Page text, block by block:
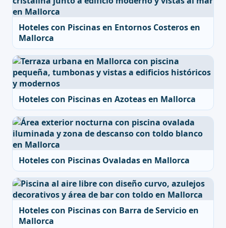
Hoteles con Piscinas en Entornos Costeros en
Mallorca
Hoteles con Piscinas en Azoteas en Mallorca
Hoteles con Piscinas Ovaladas en Mallorca
Hoteles con Piscinas con Barra de Servicio en
Mallorca